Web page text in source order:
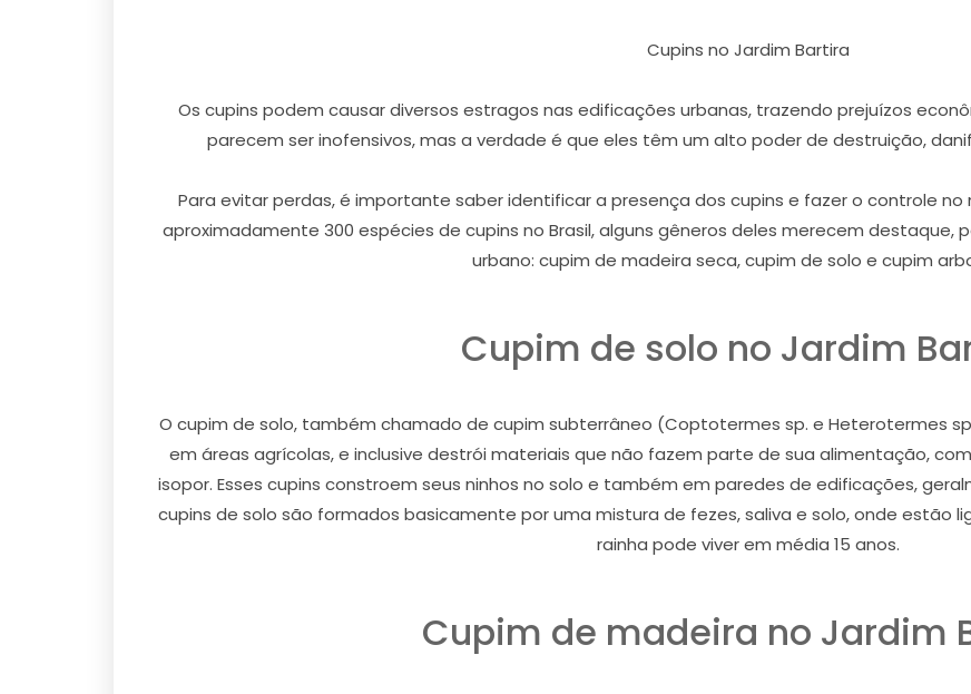
Cupins no Jardim Bartira
Os cupins podem causar diversos estragos nas edificações urbanas, trazendo prejuízos
parecem ser inofensivos, mas a verdade é que eles têm um alto poder de destruição,
Para evitar perdas, é importante saber identificar a presença dos cupins e fazer o controle
aproximadamente 300 espécies de cupins no Brasil, alguns gêneros deles merecem destaque,
urbano: cupim de madeira seca, cupim de solo e cupim
Cupim de solo no Jardim
O cupim de solo, também chamado de cupim subterrâneo (Coptotermes sp. e Heterotermes
em áreas agrícolas, e inclusive destrói materiais que não fazem parte de sua alimentação,
isopor. Esses cupins constroem seus ninhos no solo e também em paredes de edificações,
cupins de solo são formados basicamente por uma mistura de fezes, saliva e solo, onde estão
rainha pode viver em média 15 anos.
Cupim de madeira no Jardim